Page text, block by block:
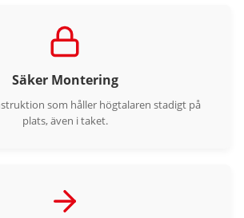
Säker Montering
som håller högtalaren stadigt på
plats, även i taket.